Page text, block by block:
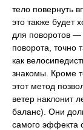
тело повернуть
это также будет
для поворотов —
поворота, точно
как
знакомы. Кроме
этот метод
ветер наклонит
баланс). Они
самого эффекта